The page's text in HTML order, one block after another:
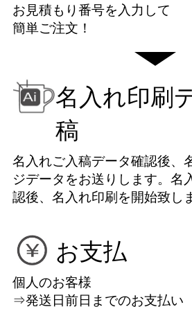
お見積もり番号を入力して
簡単ご注文！
名入れ印刷
稿
名入れご入稿データ確認後、
ジデータをお送りします。名
認後、名入れ印刷を開始致し
お支払
個人のお客様
⇒発送日前日までのお支払い